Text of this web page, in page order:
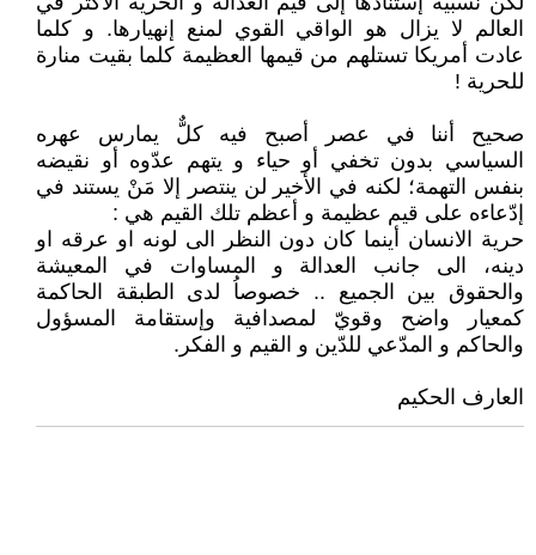
العالم لا يزال هو الواقي القوي لمنع إنهيارها. و كلما
عادت أمريكا تستلهم من قيمها العظيمة كلما بقيت منارة
للحرية !
صحيح أننا في عصر أصبح فيه كلٌّ يمارس عهره
السياسي بدون تخفي أو حياء و يتهم عدّوه أو نقيضه
بنفس التهمة؛ لكنه في الأخير لن ينتصر إلا مَنْ يستند في
إدّعاءه على قيم عظيمة و أعظم تلك القيم هي :
حرية الانسان أينما كان دون النظر الى لونه او عرقه او
دينه، الى جانب العدالة و المساوات في المعيشة
والحقوق بين الجميع .. خصوصاُ لدى الطبقة الحاكمة
كمعيار واضح وقويّ لمصدافية وإستقامة المسؤول
والحاكم و المدّعي للدّين و القيم و الفكر.
العارف الحكيم